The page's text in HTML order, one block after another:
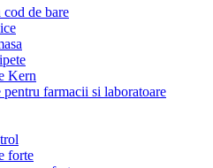
cod de bare
Kern
farmacii si laboratoare
forte